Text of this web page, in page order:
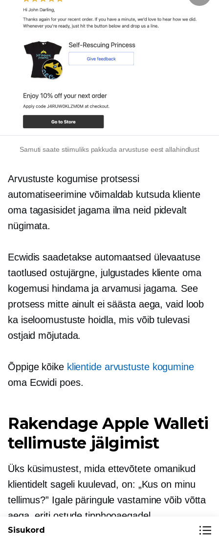
Samuti saate stiimuliks pakkuda arvustuse eest allahindlust
Arvustuste kogumise protsessi
automatiseerimine võimaldab kutsuda kliente
oma tagasisidet jagama ilma neid pidevalt
nügimata.
Ecwidis saadetakse automaatsed ülevaatuse
taotlusedostujärgne, julgustades kliente oma
kogemusi hindama ja arvamusi jagama. See
protsess mitte ainult ei säästa aega, vaid loob
ka iseloomustuste hoidla, mis võib tulevasi
ostjaid mõjutada.
Õppige kõike klientide arvustuste kogumine
oma Ecwidi poes.
Rakendage Apple Walleti
tellimuste jälgimist
Üks küsimustest, mida ettevõtete omanikud
klientidelt sageli kuulevad, on: „Kus on minu
tellimus?” Igale päringule vastamine võib võtta
aega, eriti ostude tipphooaegadel.
Sisukord